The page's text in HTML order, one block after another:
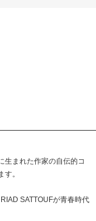
生まれた作家の自伝的コ
。
SATTOUFが青春時代